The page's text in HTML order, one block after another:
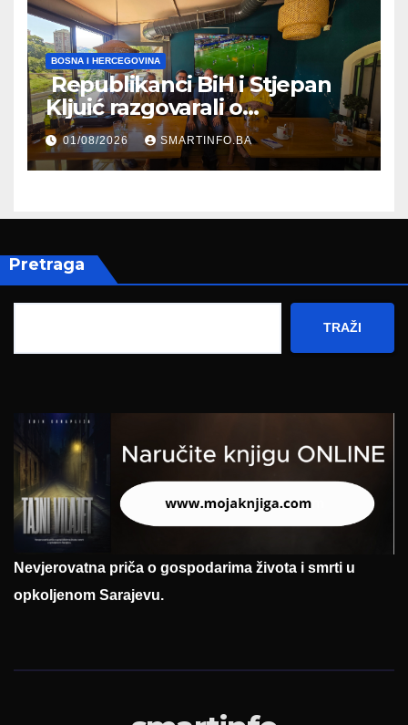
BOSNA I HERCEGOVINA
Republikanci BiH i Stjepan
Kljuić razgovarali o
evropskom putu Bosne i
Hercegovine
01/08/2026 SMARTINFO.BA
Pretraga
TRAŽI
Nevjerovatna priča o gospodarima života i smrti u
opkoljenom Sarajevu.